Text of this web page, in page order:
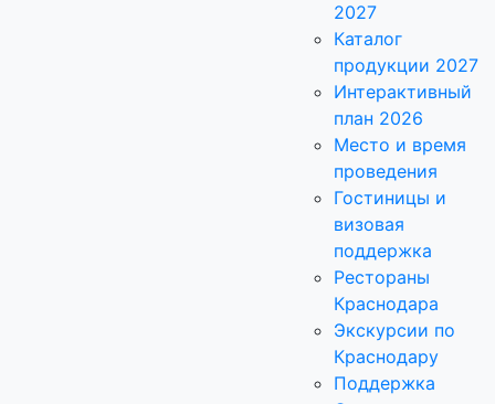
2027
Каталог
продукции 2027
Интерактивный
план 2026
Место и время
проведения
Гостиницы и
визовая
поддержка
Рестораны
Краснодара
Экскурсии по
Краснодару
Поддержка